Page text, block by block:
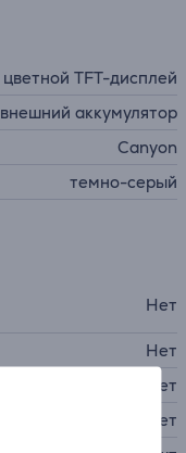
цветной TFT-дисплей
внешний аккумулятор
Canyon
темно-серый
Нет
Нет
Нет
Нет